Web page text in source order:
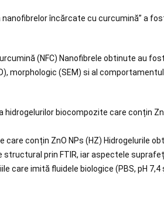
încărcate cu curcumină” a
(NFC) Nanofibrele obtinute au fost
morphologic (SEM) si al
biocompozite care conțin
conțin ZnO NPs (HZ) Hidrogelurile
prin FTIR, iar aspectele
care imită fluidele biologice (PBS, pH 7,4